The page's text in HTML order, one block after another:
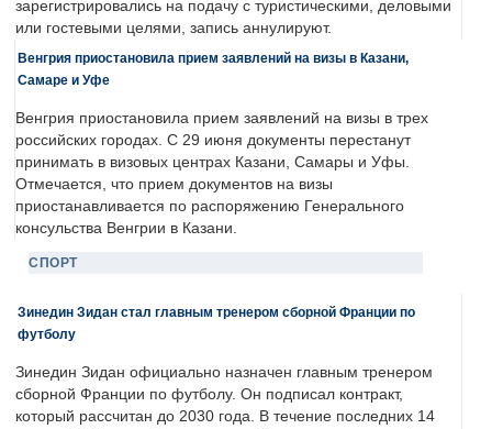
зарегистрировались на подачу с туристическими, деловыми
или гостевыми целями, запись аннулируют.
Венгрия приостановила прием заявлений на визы в Казани,
Самаре и Уфе
Венгрия приостановила прием заявлений на визы в трех
российских городах. С 29 июня документы перестанут
принимать в визовых центрах Казани, Самары и Уфы.
Отмечается, что прием документов на визы
приостанавливается по распоряжению Генерального
консульства Венгрии в Казани.
СПОРТ
Зинедин Зидан стал главным тренером сборной Франции по
футболу
Зинедин Зидан официально назначен главным тренером
сборной Франции по футболу. Он подписал контракт,
который рассчитан до 2030 года. В течение последних 14